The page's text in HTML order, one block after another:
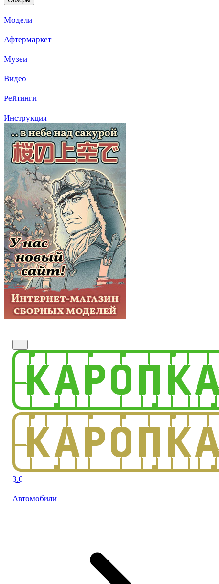
Модели
Афтермаркет
Музеи
Видео
Рейтинги
Инструкция
3.0
Автомобили